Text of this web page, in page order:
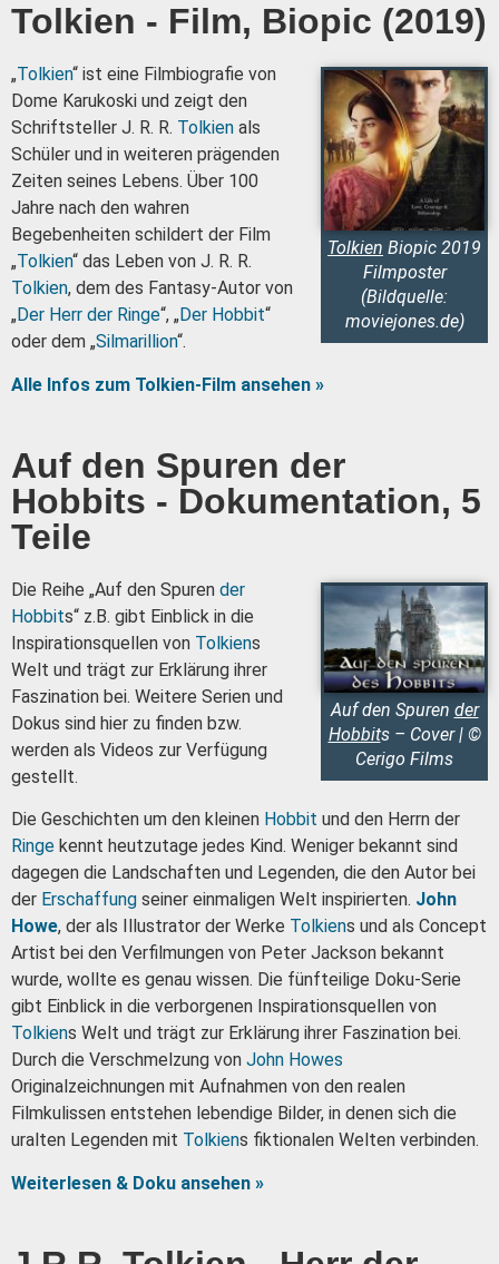
Tolkien - Film, Biopic (2019)
Tolkien Biopic 2019
Filmposter
(Bildquelle:
moviejones.de)
„Tolkien“ ist eine Filmbiografie von
Dome Karukoski und zeigt den
Schriftsteller J. R. R. Tolkien als
Schüler und in weiteren prägenden
Zeiten seines Lebens. Über 100
Jahre nach den wahren
Begebenheiten schildert der Film
„Tolkien“ das Leben von J. R. R.
Tolkien, dem des Fantasy-Autor von
„Der Herr der Ringe“, „Der Hobbit“
oder dem „Silmarillion“.
Alle Infos zum Tolkien-Film ansehen »
Auf den Spuren der
Hobbits - Dokumentation, 5
Teile
Auf den Spuren der
Hobbits – Cover | ©
Cerigo Films
Die Reihe „Auf den Spuren der
Hobbits“ z.B. gibt Einblick in die
Inspirationsquellen von Tolkiens
Welt und trägt zur Erklärung ihrer
Faszination bei. Weitere Serien und
Dokus sind hier zu finden bzw.
werden als Videos zur Verfügung
gestellt.
Die Geschichten um den kleinen Hobbit und den Herrn der
Ringe kennt heutzutage jedes Kind. Weniger bekannt sind
dagegen die Landschaften und Legenden, die den Autor bei
der Erschaffung seiner einmaligen Welt inspirierten. John
Howe, der als Illustrator der Werke Tolkiens und als Concept
Artist bei den Verfilmungen von Peter Jackson bekannt
wurde, wollte es genau wissen. Die fünfteilige Doku-Serie
gibt Einblick in die verborgenen Inspirationsquellen von
Tolkiens Welt und trägt zur Erklärung ihrer Faszination bei.
Durch die Verschmelzung von John Howes
Originalzeichnungen mit Aufnahmen von den realen
Filmkulissen entstehen lebendige Bilder, in denen sich die
uralten Legenden mit Tolkiens fiktionalen Welten verbinden.
Weiterlesen & Doku ansehen »